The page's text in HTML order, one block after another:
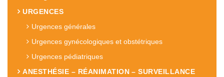
URGENCES
Urgences générales
Urgences gynécologiques et obstétriques
Urgences pédiatriques
ANESTHÉSIE – RÉANIMATION – SURVEILLANCE